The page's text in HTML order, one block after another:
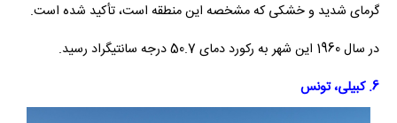
گرمای شدید و خشکی که مشخصه این منطقه است، تأکید شده است.
در سال 1960 این شهر به رکورد دمای 50.7 درجه سانتیگراد رسید.
6. کبیلی، تونس